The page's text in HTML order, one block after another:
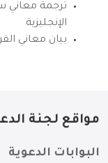
ترجمة معاني
الإنجليزية
بيان معاني
مواقع لجنة
البوابات الدعوية